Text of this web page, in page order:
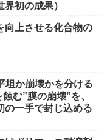
初の成果）
向上させる化合物の
む”膜の崩壊”を、
一手で封じ込める